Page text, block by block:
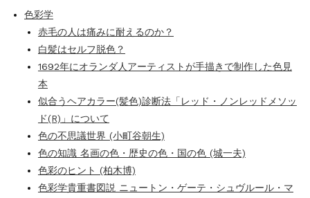
色彩学
赤毛の人は痛みに耐えるのか？
白髪はセルフ脱色？
1692年にオランダ人アーティストが手描きで制作した色見
本
似合うヘアカラー(髪色)診断法「レッド・ノンレッドメソッ
ド(R)」について
色の不思議世界 (小町谷朝生)
色の知識 名画の色・歴史の色・国の色 (城一夫)
色彩のヒント (柏木博)
色彩学貴重書図説 ニュートン・ゲーテ・シュヴルール・マ